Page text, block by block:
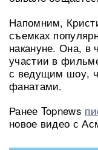
Напомним,
съемках
накануне. Она, в
участии в
с ведущим шоу,
фанатами.
Ранее Topnews
новое видео с